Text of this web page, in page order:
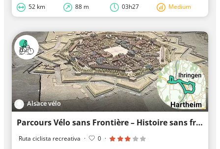
52 km 88 m 03h27 Medium
Alsace vélo
Parcours Vélo sans Frontière – Histoire sans frontière
Ruta ciclista recreativa · 0 ·